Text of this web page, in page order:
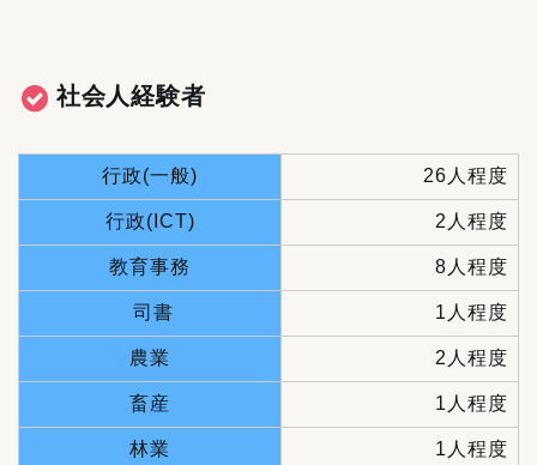
社会人経験者
行政(一般) 26人程度
行政(ICT) 2人程度
教育事務 8人程度
司書 1人程度
農業 2人程度
畜産 1人程度
林業 1人程度